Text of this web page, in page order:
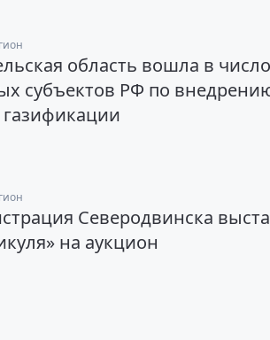
область вошла в число
субъектов РФ по
Северодвинска
на аукцион